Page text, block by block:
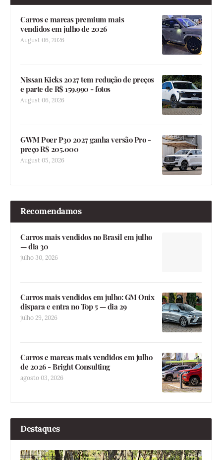
Carros e marcas premium mais
vendidos em julho de 2026
August 06, 2026
Nissan Kicks 2027 tem redução de preços
e parte de R$ 159.990 - fotos
August 06, 2026
GWM Poer P30 2027 ganha versão Pro -
preço R$ 205.000
August 05, 2026
Recomendamos
Carros mais vendidos no Brasil em julho
— dia 30
julho 30, 2026
Carros mais vendidos em julho: GM Onix
dispara e entra no Top 5 — dia 29
julho 29, 2026
Carros e marcas mais vendidos em julho
de 2026 - Bright Consulting
agosto 03, 2026
Destaques